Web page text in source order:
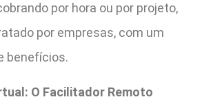
por hora ou por projeto,
por empresas, com um
benefícios.
O Facilitador Remoto